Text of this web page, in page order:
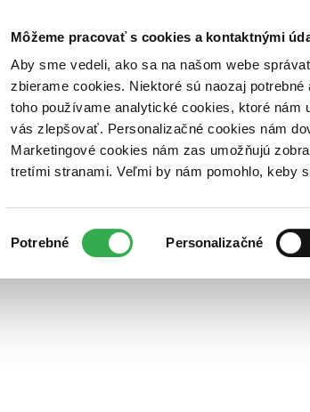
Môžeme pracovať s cookies a kontaktnými
Aby sme vedeli, ako sa na našom webe
zbierame cookies. Niektoré sú naozaj
toho používame analytické cookies, ktoré
vás zlepšovať. Personalizačné cookies nám
Marketingové cookies nám zas umožňujú
tretími stranami. Veľmi by nám pomohlo, keby
súhlasu
Potrebné Personalizačné
Poukážky Kontakt